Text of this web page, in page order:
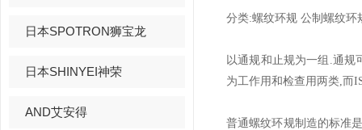
日本SPOTRON狮宝龙
日本SHINYEI神荣
AND艾安得
分类:螺纹环规 公制螺纹环
以通规和止规为一组 .通规
为工作用和检查用两类,而
普通螺纹环规制造的标准